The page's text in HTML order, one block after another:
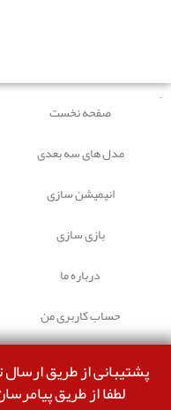
صفحه نخست
مدل های سه بعدی
انیمیشن سازی
بازی سازی
درباره ما
حساب کاربری من
پشتیبانی از طریق
لطفا از طریق